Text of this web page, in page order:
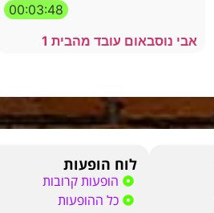
00:03:48
אבי נוסבאום עובד מהבית 1
לוח הופעות
הופעות קרובות
כל ההופעות